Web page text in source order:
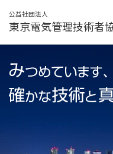
公益社団法人
東京電気管理技術者